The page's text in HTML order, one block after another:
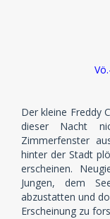
Der kleine Freddy
dieser Nacht
Zimmerfenster
hinter der Stadt
erscheinen.
Jungen, dem
abzustatten und
Erscheinung zu